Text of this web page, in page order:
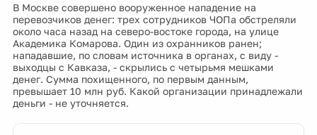
В Москве совершено вооруженное нападение на
перевозчиков денег: трех сотрудников ЧОПа обстреляли
около часа назад на северо-востоке города, на улице
Академика Комарова. Один из охранников ранен;
нападавшие, по словам источника в органах, с виду -
выходцы с Кавказа, - скрылись с четырьмя мешками
денег. Сумма похищенного, по первым данным,
превышает 10 млн руб. Какой организации принадлежали
деньги - не уточняется.